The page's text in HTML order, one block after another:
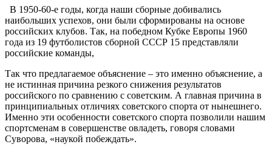
В 1950-60-е годы, когда наши сборные добивались
наибольших успехов, они были сформированы на основе
российских клубов. Так, на победном Кубке Европы 1960
года из 19 футболистов сборной СССР 15 представляли
российские команды,
Так что предлагаемое объяснение – это именно объяснение, а
не истинная причина резкого снижения результатов
российского по сравнению с советским. А главная причина в
принципиальных отличиях советского спорта от нынешнего.
Именно эти особенности советского спорта позволили нашим
спортсменам в совершенстве овладеть, говоря словами
Суворова, «наукой побеждать».